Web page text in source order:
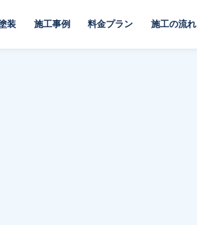
装 施工事例 料金プラン 施工の流れ